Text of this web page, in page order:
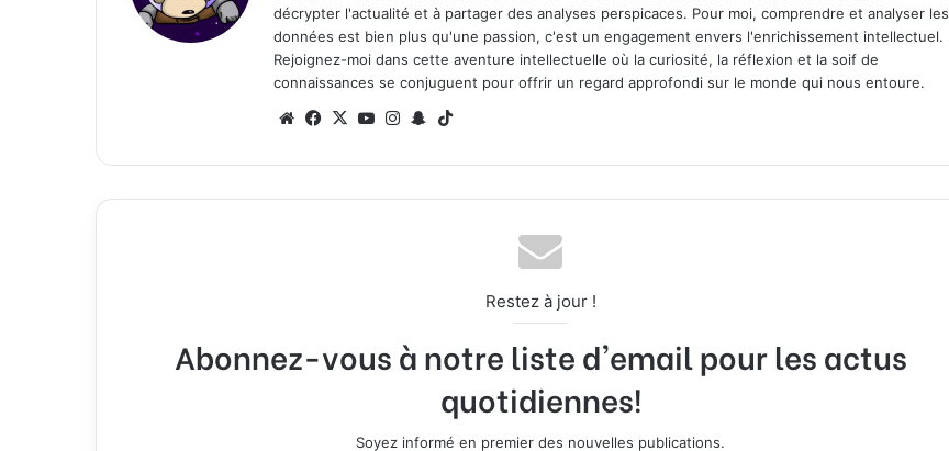
décrypter l'actualité et à partager des analyses perspicaces. Pour moi, comprendre et analyser les
données est bien plus qu'une passion, c'est un engagement envers l'enrichissement intellectuel.
Rejoignez-moi dans cette aventure intellectuelle où la curiosité, la réflexion et la soif de
connaissances se conjuguent pour offrir un regard approfondi sur le monde qui nous entoure.
We
te
Fa
bo
ok
X
Yo
ub
e
Ins
ra
m
Sn
ch
at
k
Restez à jour !
Abonnez-vous à notre liste d'email pour les actus
quotidiennes!
Soyez informé en premier des nouvelles publications.